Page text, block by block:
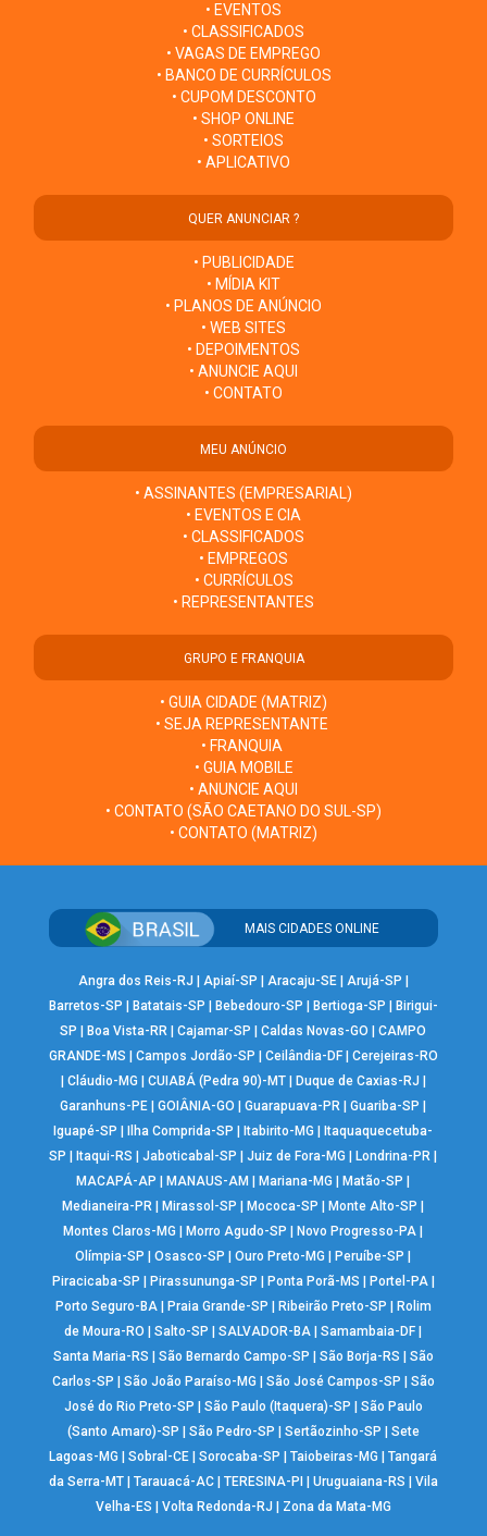
• EVENTOS
• CLASSIFICADOS
• VAGAS DE EMPREGO
• BANCO DE CURRÍCULOS
• CUPOM DESCONTO
• SHOP ONLINE
• SORTEIOS
• APLICATIVO
QUER ANUNCIAR ?
• PUBLICIDADE
• MÍDIA KIT
• PLANOS DE ANÚNCIO
• WEB SITES
• DEPOIMENTOS
• ANUNCIE AQUI
• CONTATO
MEU ANÚNCIO
• ASSINANTES (EMPRESARIAL)
• EVENTOS E CIA
• CLASSIFICADOS
• EMPREGOS
• CURRÍCULOS
• REPRESENTANTES
GRUPO E FRANQUIA
• GUIA CIDADE (MATRIZ)
• SEJA REPRESENTANTE
• FRANQUIA
• GUIA MOBILE
• ANUNCIE AQUI
• CONTATO (SÃO CAETANO DO SUL-SP)
• CONTATO (MATRIZ)
MAIS CIDADES ONLINE
Angra dos Reis-RJ Apiaí-SP Aracaju-SE| Arujá-SP
Barretos-SP
Batatais-SP Bebedouro-SP Bertioga-SP
Birigui-
SP
Boa Vista-RR |Cajamar-SP |Caldas Novas-GO |CAMPO
GRANDE-MS
Campos Jordão-SP Ceilândia-DF| Cerejeiras-RO
Cláudio-MG CUIABÁ (Pedra 90)-MT| Duque de Caxias-RJ
Garanhuns-PE |GOIÂNIA-GO |Guarapuava-PR |Guariba-SP
Iguapé-SP
Ilha Comprida-SP Itabirito-MG
Itaquaquecetuba-
SP
Itaqui-RS |Jaboticabal-SP |Juiz de Fora-MG Londrina-PR
MACAPÁ-AP
MANAUS-AM Mariana-MG Matão-SP
Medianeira-PR
Mirassol-SP Mococa-SP Monte Alto-SP
Montes Claros-MG
Morro Agudo-SP Novo Progresso-PA
Olímpia-SP
|Osasco-SP |Ouro Preto-MG Peruíbe-SP
Piracicaba-SP
Pirassununga-SP Ponta Porã-MS Portel-PA|
Porto Seguro-BA| Praia Grande-SP Ribeirão Preto-SP
Rolim
de Moura-RO
|Salto-SP |SALVADOR-BA |Samambaia-DF
Santa Maria-RS
São Bernardo Campo-SP São Borja-RS
São
Carlos-SP
São João Paraíso-MG São José Campos-SP
São
José do Rio Preto-SP
São Paulo (Itaquera)-SP
São Paulo
(Santo Amaro)-SP
São Pedro-SP Sertãozinho-SP
Sete
Lagoas-MG
|Sobral-CE |Sorocaba-SP |Taiobeiras-MG |Tangará
da Serra-MT| Tarauacá-AC| TERESINA-PI Uruguaiana-RS
Vila
Velha-ES
Volta Redonda-RJ Zona da Mata-MG